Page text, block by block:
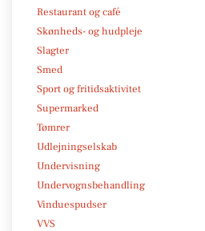
Restaurant og café
Skønheds- og hudpleje
Slagter
Smed
Sport og fritidsaktivitet
Supermarked
Tømrer
Udlejningselskab
Undervisning
Undervognsbehandling
Vinduespudser
VVS